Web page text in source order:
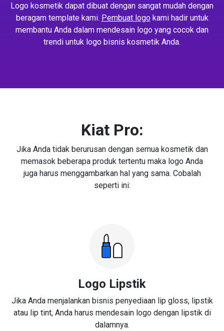
Logo kosmetik dapat dibuat dengan sangat mudah dengan
beragam template kami. Pembuat logokami hadir untuk
membantu Anda dalam mendesain logo yang cocok dan
trendi untuk logo bisnis kosmetik Anda.
Kiat Pro:
Jika Anda tidak berurusan dengan semua kosmetik dan
memasok beberapa produk tertentu maka logo Anda
juga harus menggambarkan hal yang sama. Cobalah
seperti ini:
Logo Lipstik
Jika Anda menjalankan bisnis penyediaan lip gloss, lipstik
atau lip tint, Anda harus mendesain logo dengan lipstik di
dalamnya.